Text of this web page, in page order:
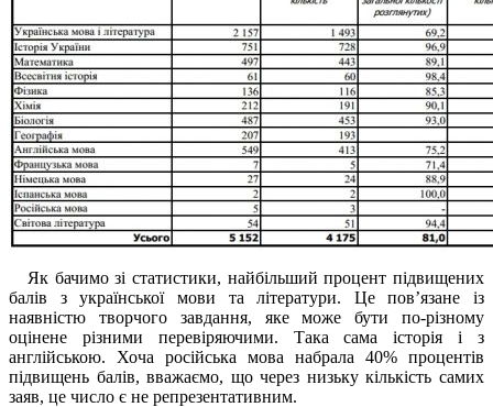
Як бачимо зі статистики, найбільший процент підвищених
балів з української мови та літератури. Це пов’язане із
наявністю творчого завдання, яке може бути по-різному
оцінене різними перевіряючими. Така сама історія і з
англійською. Хоча російська мова набрала 40% процентів
підвищень балів, вважаємо, що через низьку кількість самих
заяв, це число є не репрезентативним.